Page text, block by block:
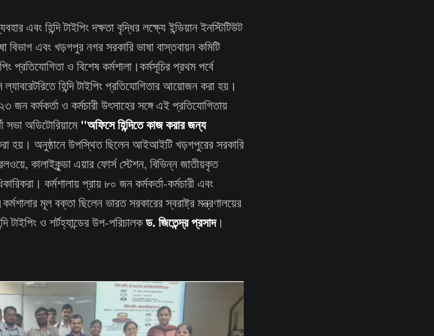
এবং হিন্দি টাইপিং দক্ষতা বৃদ্ধির লক্ষ্যে ইন্ডিয়ান ইনস্টিটিউট
এবং খড়গপুর নগর সরকারি ভাষা বাস্তবায়ন কমিটি
প্রতিযোগিতা ও বিশেষ কর্মশালা।কর্মসূচির প্রথম পর্বে
হিন্দি টাইপিং প্রতিযোগিতার আয়োজন করা হয়।
কর্মকর্তা ও কর্মচারী উৎসাহের সঙ্গে এই প্রতিযোগিতায়
সভা অডিটোরিয়ামে "অফিসে হিন্দিতে কাজ করার জন্য
হয়। অনুষ্ঠানে উপস্থিত ছিলেন আইআইটি খড়গপুরের সরকারি
কালাইকুন্ডা এয়ার ফোর্স স্টেশন, বিভিন্ন জাতীয়কৃত
কর্মশালায় প্রায় ৮০ জন কর্মকর্তা-কর্মচারী এবং
মূল বক্তা ছিলেন ভারত সরকারের স্বরাষ্ট্র মন্ত্রণালয়ের
টাইপিং ও শর্টহ্যান্ডের উপ-পরিচালকড. জিতেন্দ্র প্রসাদ।